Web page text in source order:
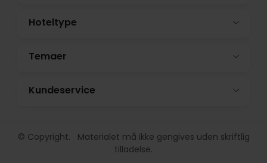
Hoteltype
Temaer
Kundeservice
© Copyright. Materialet må ikke gengives uden skriftlig
tilladelse.